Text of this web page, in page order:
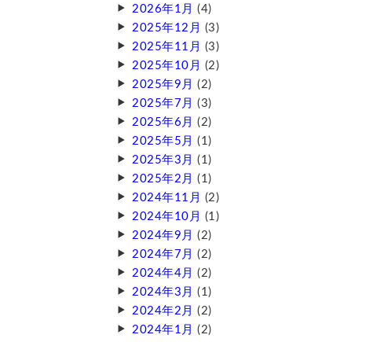
2026年1月 (4)
2025年12月 (3)
2025年11月 (3)
2025年10月 (2)
2025年9月 (2)
2025年7月 (3)
2025年6月 (2)
2025年5月 (1)
2025年3月 (1)
2025年2月 (1)
2024年11月 (2)
2024年10月 (1)
2024年9月 (2)
2024年7月 (2)
2024年4月 (2)
2024年3月 (1)
2024年2月 (2)
2024年1月 (2)